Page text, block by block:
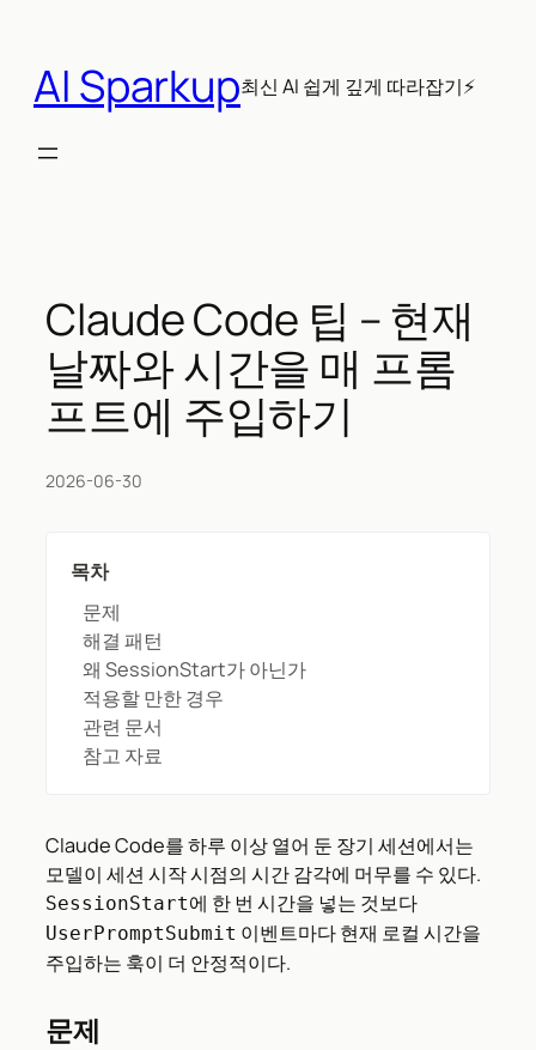
AI Sparkup최신 AI 쉽게 깊게 따라잡기⚡
Claude Code 팁 – 현재
날짜와 시간을 매 프롬
프트에 주입하기
2026-06-30
목차
문제
해결 패턴
왜 SessionStart가 아닌가
적용할 만한 경우
관련 문서
참고 자료
Claude Code를 하루 이상 열어 둔 장기 세션에서는
모델이 세션 시작 시점의 시간 감각에 머무를 수 있다.
SessionStart에 한 번 시간을 넣는 것보다
UserPromptSubmit 이벤트마다 현재 로컬 시간을
주입하는 훅이 더 안정적이다.
문제